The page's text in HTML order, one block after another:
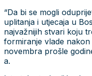
“Da bi se mogli
uplitanja i utjecaja u
najvažnijih stvari koju
formiranje vlade
novembra prošle
a.